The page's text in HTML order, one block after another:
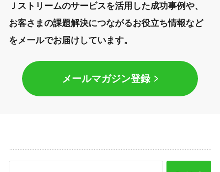
Ｊストリームのサービスを活用した成功事例や、
お客さまの課題解決につながるお役立ち情報など
をメールでお届けしています。
メールマガジン登録